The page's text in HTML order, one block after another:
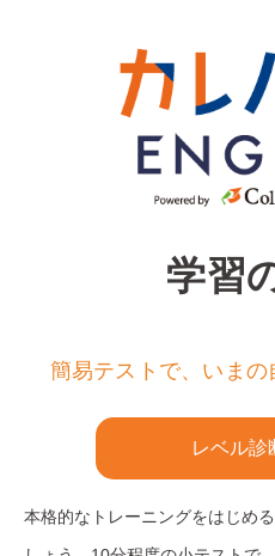
学習
簡易テストで、いまの
レベル診
本格的なトレーニングをはじめ